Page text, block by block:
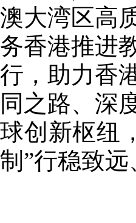
澳大湾区高
务香港推进
行，助力香
同之路、深
球创新枢纽
制”行稳致